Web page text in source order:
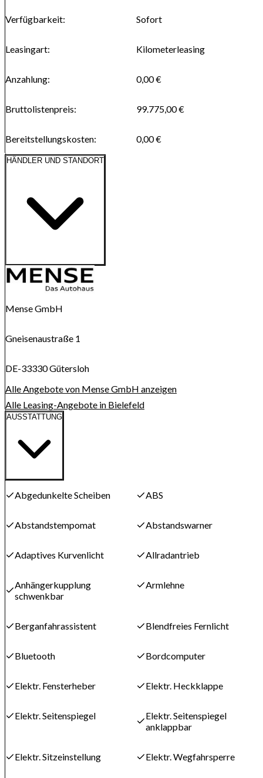
Verfügbarkeit: Sofort
Leasingart: Kilometerleasing
Anzahlung: 0,00 €
Bruttolistenpreis: 99.775,00 €
Bereitstellungskosten: 0,00 €
HÄNDLER UND STANDORT
Karte wird geladen...
Route anzeigen
Mense GmbH
Gneisenaustraße 1
DE-33330 Gütersloh
Alle Angebote von Mense GmbH anzeigen
Alle Leasing-Angebote in Bielefeld
AUSSTATTUNG
Abgedunkelte Scheiben ABS
Abstandstempomat Abstandswarner
Adaptives Kurvenlicht Allradantrieb
Anhängerkupplung
schwenkbar
Armlehne
Berganfahrassistent Blendfreies Fernlicht
Bluetooth Bordcomputer
Elektr. Fensterheber Elektr. Heckklappe
Elektr. Seitenspiegel
Elektr. Seitenspiegel
anklappbar
Elektr. Sitzeinstellung Elektr. Wegfahrsperre